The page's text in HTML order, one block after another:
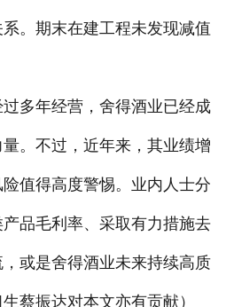
。期末在建工程未发现减值
年经营，舍得酒业已经成
。不过，近年来，其业绩增
值得高度警惕。业内人士分
品毛利率、采取有力措施去
或是舍得酒业未来持续高质
蔡振达对本文亦有贡献）